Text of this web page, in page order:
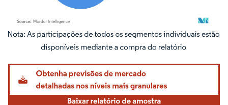
Imagem © Mordor Intelligence. O reuso requer atribuição conforme CC BY 4.0.